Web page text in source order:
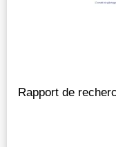
Rapport de